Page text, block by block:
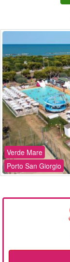
Verde Mare
Porto San Giorgio